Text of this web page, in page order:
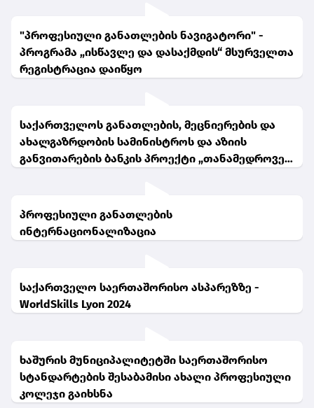
"პროფესიული განათლების ნავიგატორი" -
პროგრამა „ისწავლე და დასაქმდის“ მსურველთა
რეგისტრაცია დაიწყო
საქართველოს განათლების, მეცნიერების და
ახალგაზრდობის სამინისტროს და აზიის
განვითარების ბანკის პროექტი „თანამედროვე
პროფესიული განათლების
ინტერნაციონალიზაცია
საქართველო საერთაშორისო ასპარეზზე -
WorldSkills Lyon 2024
ხაშურის მუნიციპალიტეტში საერთაშორისო
სტანდარტების შესაბამისი ახალი პროფესიული
კოლეჯი გაიხსნა